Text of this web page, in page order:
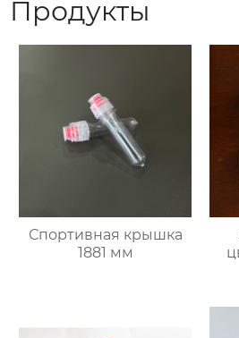
Продукты
Спортивная крышка
1881 мм